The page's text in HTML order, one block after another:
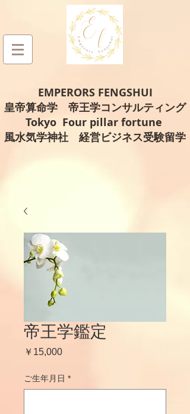
EMPERORS FENGSHUI
皇帝算命学 帝王学コンサルティング
Tokyo Four pillar fortune
風水気学神社 経営ビジネス受験留学
帝王学鑑定
￥15,000価
ご生年月日 *